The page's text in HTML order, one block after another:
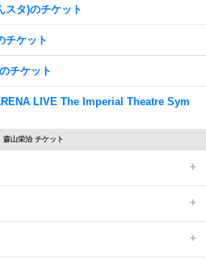
スタ)のチケット
チケット
チケット
LIVE The Imperial Theatre Sym
森山栄治 チケット